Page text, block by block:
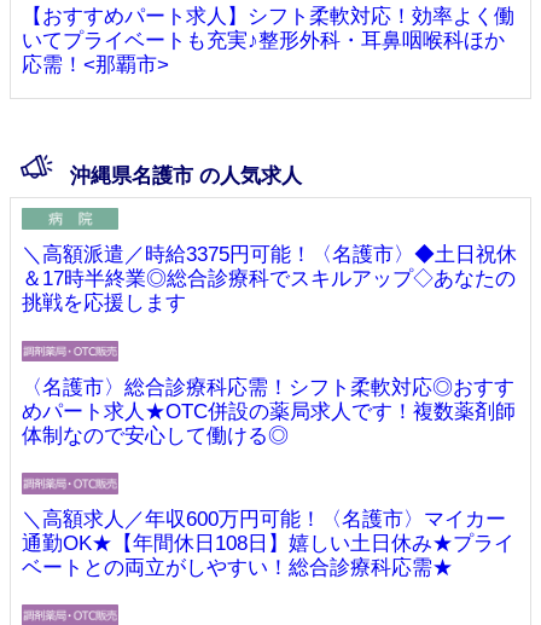
【おすすめパート求人】シフト柔軟対応！効率よく働
いてプライベートも充実♪整形外科・耳鼻咽喉科ほか
応需！<那覇市>
沖縄県名護市 の人気求人
＼高額派遣／時給3375円可能！〈名護市〉◆土日祝休
＆17時半終業◎総合診療科でスキルアップ◇あなたの
挑戦を応援します
〈名護市〉総合診療科応需！シフト柔軟対応◎おすす
めパート求人★OTC併設の薬局求人です！複数薬剤師
体制なので安心して働ける◎
＼高額求人／年収600万円可能！〈名護市〉マイカー
通勤OK★【年間休日108日】嬉しい土日休み★プライ
ベートとの両立がしやすい！総合診療科応需★